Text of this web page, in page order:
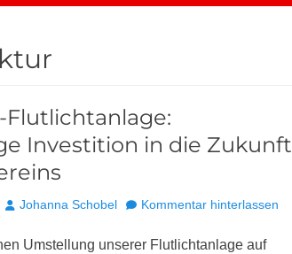
Flutlichtanlage:
Investition in die Zukunft
AutorJohanna Schobel Kommentar hinterlassen
Umstellung unserer Flutlichtanlage auf